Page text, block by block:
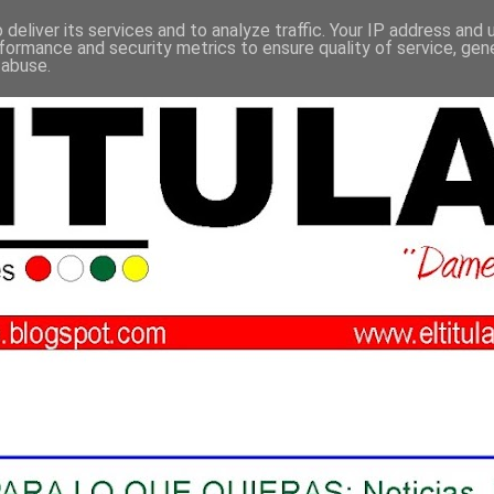
its services and to analyze traffic. Your IP address and
and security metrics to ensure quality of service,